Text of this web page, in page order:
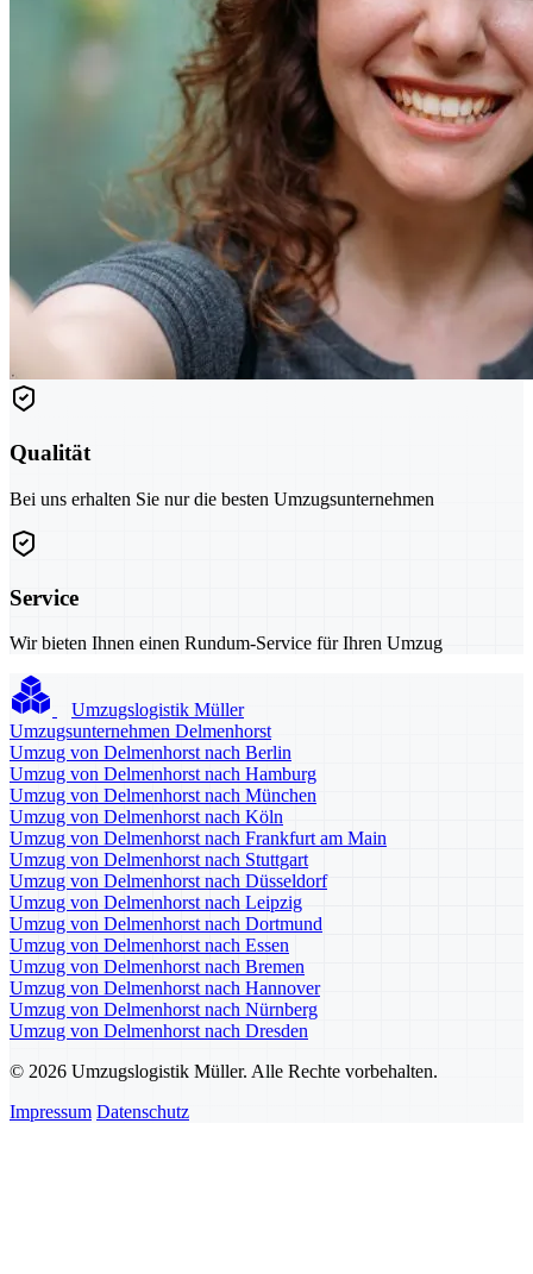
Qualität
Bei uns erhalten Sie nur die besten Umzugsunternehmen
Service
Wir bieten Ihnen einen Rundum-Service für Ihren Umzug
Umzugslogistik Müller
Umzugsunternehmen Delmenhorst
Umzug von Delmenhorst nach Berlin
Umzug von Delmenhorst nach Hamburg
Umzug von Delmenhorst nach München
Umzug von Delmenhorst nach Köln
Umzug von Delmenhorst nach Frankfurt am Main
Umzug von Delmenhorst nach Stuttgart
Umzug von Delmenhorst nach Düsseldorf
Umzug von Delmenhorst nach Leipzig
Umzug von Delmenhorst nach Dortmund
Umzug von Delmenhorst nach Essen
Umzug von Delmenhorst nach Bremen
Umzug von Delmenhorst nach Hannover
Umzug von Delmenhorst nach Nürnberg
Umzug von Delmenhorst nach Dresden
© 2026 Umzugslogistik Müller. Alle Rechte vorbehalten.
Impressum Datenschutz